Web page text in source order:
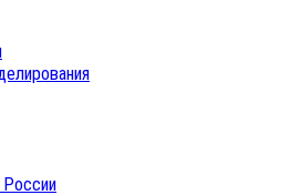
России